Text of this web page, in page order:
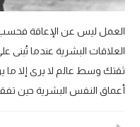
العمل ليس عن الإعاقة
العلاقات البشرية عندما تُبنى
أعماق النفس البشرية حين